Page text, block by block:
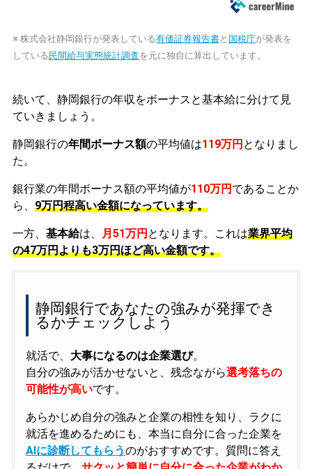
※ 株式会社静岡銀行が発表している有価証券報告書と 国税庁が発表を
している 民間給与実態統計調査を元に独自に算出しています。
続いて、静岡銀行の年収をボーナスと基本給に分けて見
ていきましょう。
静岡銀行の年間ボーナス額の平均値は119万円 となりまし
た。
銀行業の年間ボーナス額の平均値が110万円 であることか
ら、 9万円程高い金額になっています。
一方、 基本給は、 月51万円 となります。これは業界平均
の47万円よりも3万円ほど高い金額です。
静岡銀行であなたの強みが発揮でき
るかチェックしよう
就活で、 大事になるのは企業選び。
自分の強みが活かせないと、残念ながら選考落ちの
可能性が高いです。
あらかじめ自分の強みと企業の相性を知り、ラクに
就活を進めるためにも、本当に自分に合った企業を
AIに診断してもらうのがおすすめです。質問に答え